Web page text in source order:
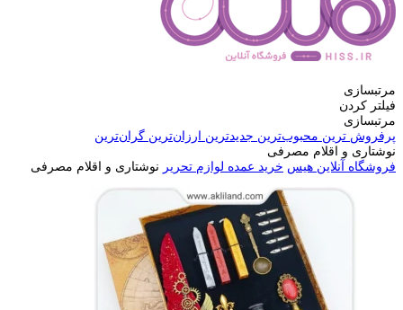
مرتبسازی
فیلتر کردن
مرتبسازی
پرفروش ترین محبوب‌ترین جدیدترین ارزان‌ترین گران‌ترین
نوشتاری و اقلام مصرفی
فروشگاه آنلاین هیس خرید عمده لوازم تحریر نوشتاری و اقلام مصرفی